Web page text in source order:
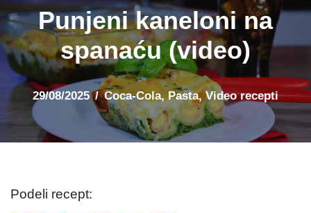
Punjeni kaneloni na
spanaću (video)
29/08/2025 Coca-Cola,Pasta,Video recepti
Podeli recept: